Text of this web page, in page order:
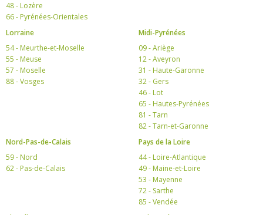
48 - Lozère
66 - Pyrénées-Orientales
Lorraine
54 - Meurthe-et-Moselle
55 - Meuse
57 - Moselle
88 - Vosges
Midi-Pyrénées
09 - Ariège
12 - Aveyron
31 - Haute-Garonne
32 - Gers
46 - Lot
65 - Hautes-Pyrénées
81 - Tarn
82 - Tarn-et-Garonne
Nord-Pas-de-Calais
59 - Nord
62 - Pas-de-Calais
Pays de la Loire
44 - Loire-Atlantique
49 - Maine-et-Loire
53 - Mayenne
72 - Sarthe
85 - Vendée